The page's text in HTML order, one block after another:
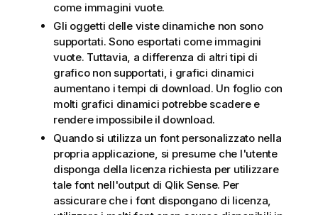
come immagini vuote.
Gli oggetti delle viste dinamiche non sono
supportati. Sono esportati come immagini
vuote. Tuttavia, a differenza di altri tipi di
grafico non supportati, i grafici dinamici
aumentano i tempi di download. Un foglio con
molti grafici dinamici potrebbe scadere e
rendere impossibile il download.
Quando si utilizza un font personalizzato nella
propria applicazione, si presume che l'utente
disponga della licenza richiesta per utilizzare
tale font nell'output di Qlik Sense. Per
assicurare che i font dispongano di licenza,